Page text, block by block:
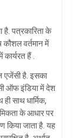
है. पत्रकारिता के
वर्तमान में
हैं .
एजेंसी है. इसका
ऑफ इंडिया में देश
साथ धार्मिक,
के आधार पर
किया जाता है. यह